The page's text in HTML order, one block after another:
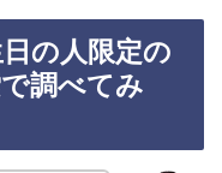
の人限定の
調べてみ